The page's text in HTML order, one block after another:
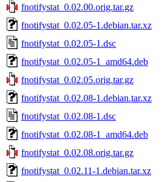
fnotifystat_0.02.00.orig.tar.gz
fnotifystat_0.02.05-1.debian.tar.xz
fnotifystat_0.02.05-1.dsc
fnotifystat_0.02.05-1_amd64.deb
fnotifystat_0.02.05.orig.tar.gz
fnotifystat_0.02.08-1.debian.tar.xz
fnotifystat_0.02.08-1.dsc
fnotifystat_0.02.08-1_amd64.deb
fnotifystat_0.02.08.orig.tar.gz
fnotifystat_0.02.11-1.debian.tar.xz